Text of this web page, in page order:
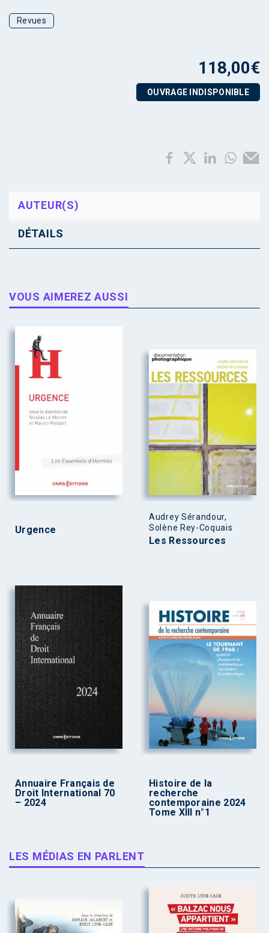
Revues
118,00€
OUVRAGE INDISPONIBLE
AUTEUR(S)
DÉTAILS
VOUS AIMEREZ AUSSI
Urgence
Audrey Sérandour,
Solène Rey-Coquais
Les Ressources
Annuaire Français de
Droit International 70
– 2024
Histoire de la
recherche
contemporaine 2024
Tome XIII n°1
LES MÉDIAS EN PARLENT